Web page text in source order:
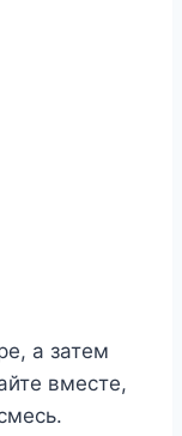
а затем
вместе,